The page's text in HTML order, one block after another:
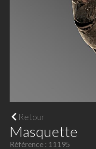
Retour
Masquette
Référence : 11195